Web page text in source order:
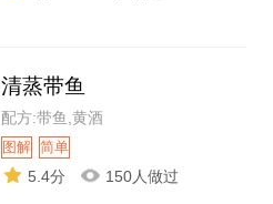
清蒸带鱼
配方:带鱼,黄酒
图解 简单
5.4分 150人做过